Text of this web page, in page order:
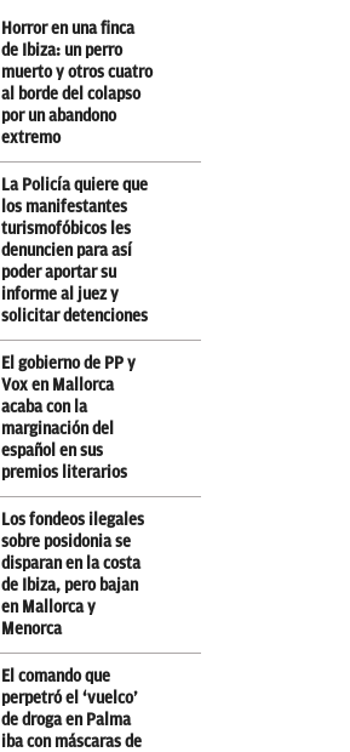
Horror en una finca
de Ibiza: un perro
muerto y otros cuatro
al borde del colapso
por un abandono
extremo
La Policía quiere que
los manifestantes
turismofóbicos les
denuncien para así
poder aportar su
informe al juez y
solicitar detenciones
El gobierno de PP y
Vox en Mallorca
acaba con la
marginación del
español en sus
premios literarios
Los fondeos ilegales
sobre posidonia se
disparan en la costa
de Ibiza, pero bajan
en Mallorca y
Menorca
El comando que
perpetró el ‘vuelco’
de droga en Palma
iba con máscaras de